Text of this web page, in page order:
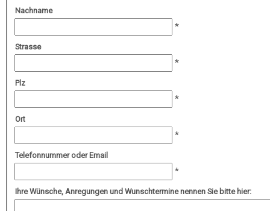
Nachname
Strasse
Plz
Ort
Telefonnummer oder Email
Ihre Wünsche, Anregungen und Wunschtermine nennen Sie bitte hier: